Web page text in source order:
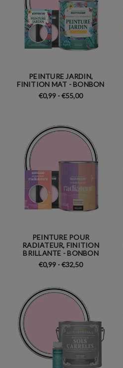
PEINTURE JARDIN,
FINITION MAT - BONBON
€0,99 - €55,00
PEINTURE POUR
RADIATEUR, FINITION
BRILLANTE - BONBON
€0,99 - €32,50